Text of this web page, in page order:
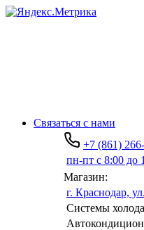
Связаться с нами
+7 (861)
пн-пт с 8:00 до
Магазин:
г. Краснодар,
Системы холода